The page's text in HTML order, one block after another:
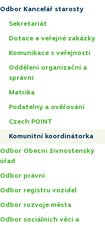
Odbor Kancelář starosty
Sekretariát
Dotace a veřejné zakázky
Komunikace s veřejností
Oddělení organizační a
správní
Matrika
Podatelny a ověřování
Czech POINT
Komunitní koordinátorka
Odbor Obecní živnostenský
úřad
Odbor právní
Odbor registru vozidel
Odbor rozvoje města
Odbor sociálních věcí a